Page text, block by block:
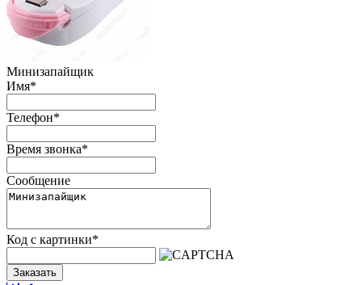
Минизапайщик
Имя*
Телефон*
Время звонка*
Сообщение
Код с картинки*
Заказать